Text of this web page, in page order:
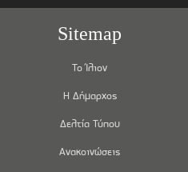
Sitemap
Το Ίλιον
Η Δήμαρχος
Δελτία Τύπου
Ανακοινώσεις